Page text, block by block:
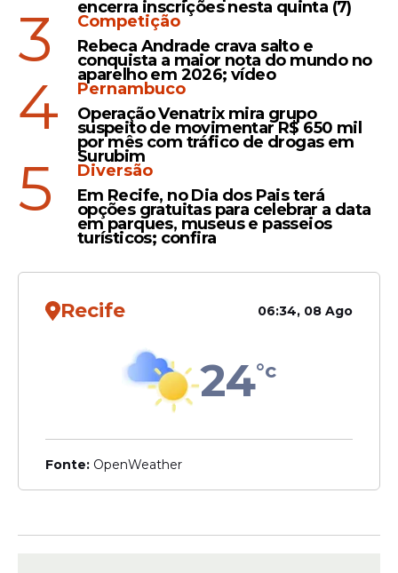
pessoa que está legalmente impedida de
se candidatar e de ser votada por um
determinado período. Isto é: está inelegível
quem não cumpre algum requisito legal
ou está enquadrado em situações que
barram sua candidatura – como as que
estão previstas na Lei da Ficha Limpa, ou
que tenha sido condenado por crimes
graves ou mesmo quem perdeu seus
direitos políticos.
Leia Também
Eleições 2026
TRE derruba liminar que
suspendia pesquisa
Múltipla com virada de
Raquel Lyra contra João
Fiscalização
encerra inscrições nesta quinta (7)
3
Competição
Rebeca Andrade crava salto e
conquista a maior nota do mundo no
aparelho em 2026; vídeo
4
Pernambuco
Operação Venatrix mira grupo
suspeito de movimentar R$ 650 mil
por mês com tráfico de drogas em
Surubim
5
Diversão
Em Recife, no Dia dos Pais terá
opções gratuitas para celebrar a data
em parques, museus e passeios
turísticos; confira
Recife 06:34, 08 Ago
24°c
Fonte: OpenWeather